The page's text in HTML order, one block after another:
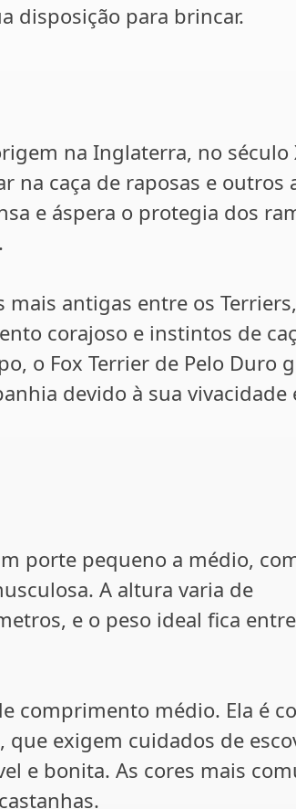
disposição para brincar.
na Inglaterra, no século
na caça de raposas e outros
e áspera o protegia dos
mais antigas entre os
corajoso e instintos de
o Fox Terrier de Pelo Duro
devido à sua vivacidade
porte pequeno a médio,
A altura varia de
e o peso ideal fica
comprimento médio. Ela é
exigem cuidados de
e bonita. As cores mais